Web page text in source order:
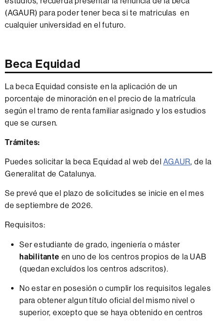
(AGAUR) para poder tener beca si te matriculas en
cualquier universidad en el futuro.
Beca Equidad
La beca Equidad consiste en la aplicación de un
porcentaje de minoración en el precio de la matrícula
según el tramo de renta familiar asignado y los estudios
que se cursen.
Trámites:
Puedes solicitar la beca Equidad al web delAGAUR, de la
Generalitat de Catalunya.
Se prevé que el plazo de solicitudes se inicie en el mes
de septiembre de 2026.
Requisitos:
Ser estudiante de grado, ingeniería o máster
habilitante en uno de los centros propios de la UAB
(quedan excluídos los centros adscritos).
No estar en posesión o cumplir los requisitos legales
para obtener algun título oficial del mismo nivel o
superior, excepto que se haya obtenido en centros